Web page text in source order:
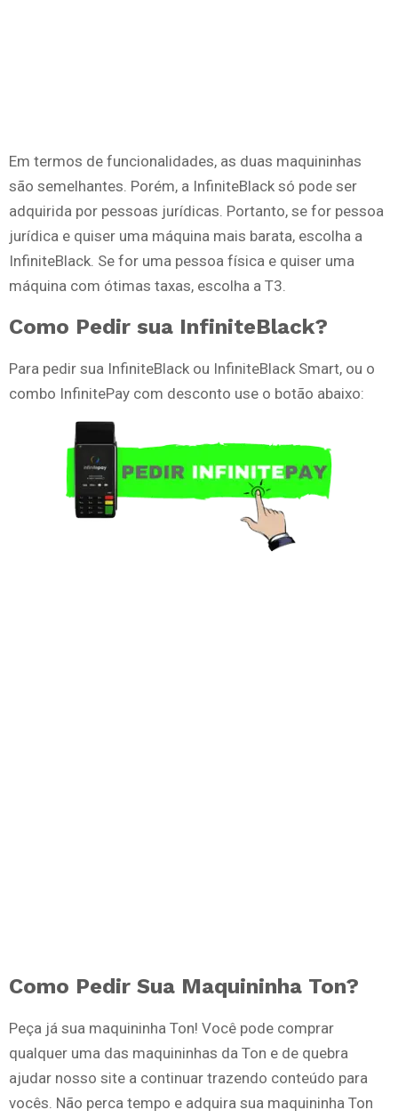
Em termos de funcionalidades, as duas maquininhas
são semelhantes. Porém, a InfiniteBlack só pode ser
adquirida por pessoas jurídicas. Portanto, se for pessoa
jurídica e quiser uma máquina mais barata, escolha a
InfiniteBlack. Se for uma pessoa física e quiser uma
máquina com ótimas taxas, escolha a T3.
Como Pedir sua InfiniteBlack?
Para pedir sua InfiniteBlack ou InfiniteBlack Smart, ou o
combo InfinitePay com desconto use o botão abaixo:
Como Pedir Sua Maquininha Ton?
Peça já sua maquininha Ton! Você pode comprar
qualquer uma das maquininhas da Ton e de quebra
ajudar nosso site a continuar trazendo conteúdo para
vocês. Não perca tempo e adquira sua maquininha Ton